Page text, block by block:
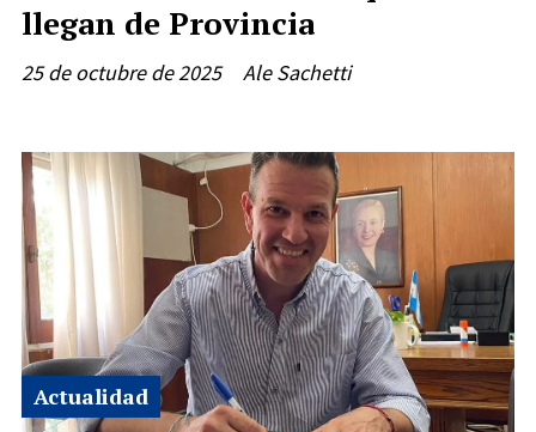
llegan de Provincia
Ale Sachetti
25 de octubre de 2025
Actualidad